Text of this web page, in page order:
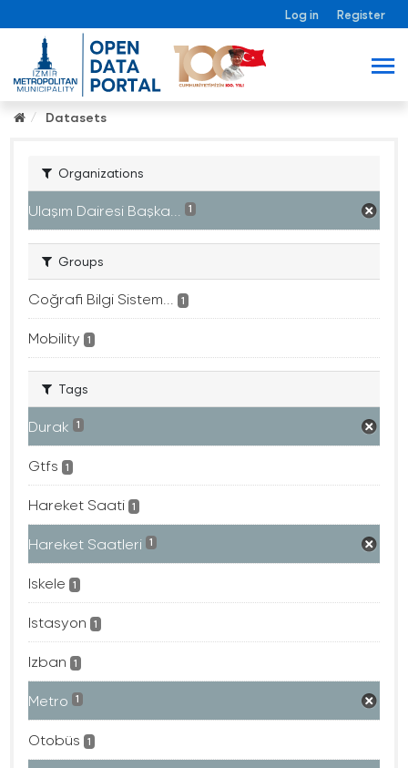
Log in Register
Datasets
Organizations
Ulaşım Dairesi Başka... 1
Groups
Coğrafi Bilgi Sistem... 1
Mobility 1
Tags
Durak 1
Gtfs 1
Hareket Saati 1
Hareket Saatleri 1
Iskele 1
Istasyon 1
Izban 1
Metro 1
Otobüs 1